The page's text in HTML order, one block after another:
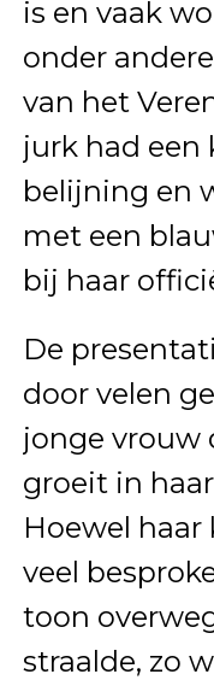
is en vaak
onder
van het
jurk had een
belijning en
met een
bij haar
De
door velen
jonge vrouw
groeit in
Hoewel
veel
toon
straalde, zo